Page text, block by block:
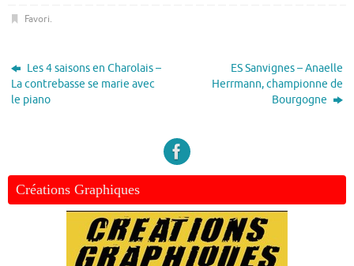
Favori.
Les 4 saisons en Charolais –
La contrebasse se marie avec
le piano
ES Sanvignes – Anaelle
Herrmann, championne de
Bourgogne
Créations Graphiques